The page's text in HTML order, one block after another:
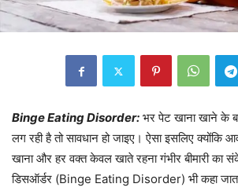
Binge Eating Disorder: भर पेट खाना खाने के
लग रही है तो सावधान हो जाइए। ऐसा इसलिए क्योंकि
खाना और हर वक्त केवल खाते रहना गंभीर बीमारी का
डिसऑर्डर (Binge Eating Disorder) भी कहा